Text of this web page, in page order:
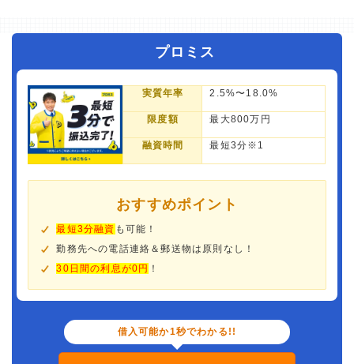
プロミス
実質年率 2.5%〜18.0%
限度額 最大800万円
融資時間 最短3分※1
おすすめポイント
最短3分融資 も可能！
勤務先への電話連絡＆郵送物は原則なし！
30日間の利息が0円 ！
借入可能か1秒でわかる!!